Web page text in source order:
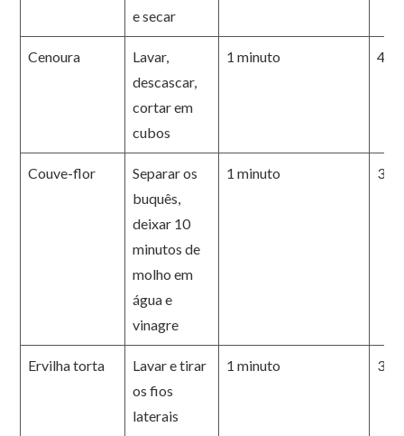
e secar
Cenoura
Lavar,
descascar,
cortar em
cubos
1 minuto 4
Couve-flor
Separar os
buquês,
deixar 10
minutos de
molho em
água e
vinagre
1 minuto 3
Ervilha torta
Lavar e tirar
os fios
laterais
1 minuto 3